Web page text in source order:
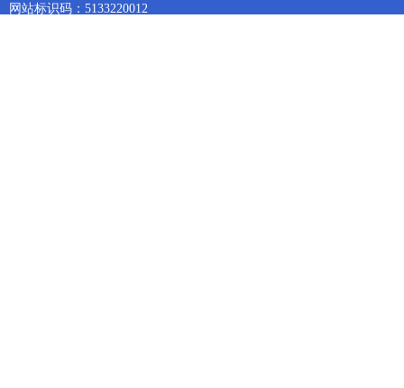
网站标识码：5133220012